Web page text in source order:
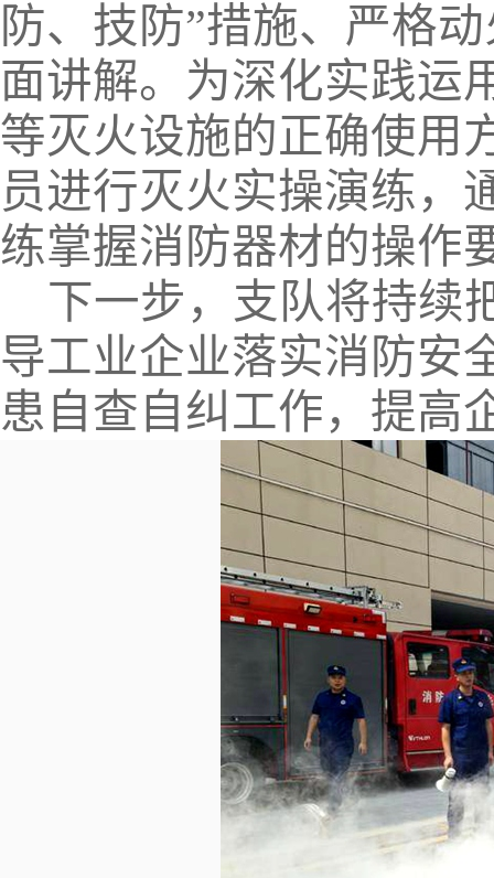
防、技防”措施、严格
面讲解。为深化实践运
等灭火设施的正确使用
员进行灭火实操演练，
练掌握消防器材的操作
下一步，支队将持续
导工业企业落实消防安
患自查自纠工作，提高